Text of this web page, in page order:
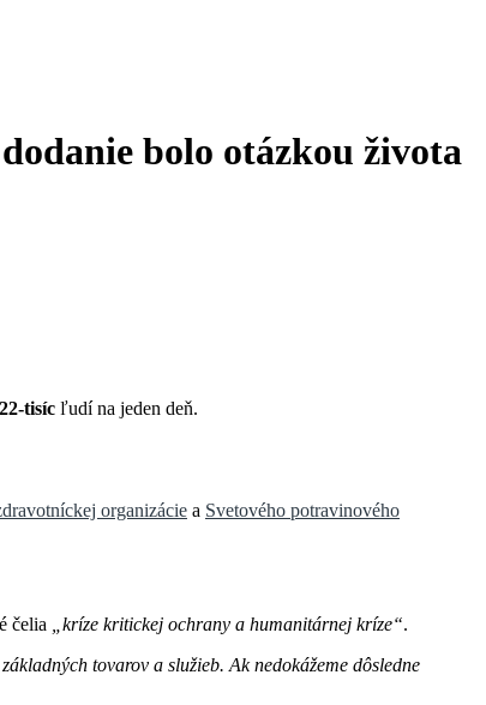
bolo otázkou života
22-tisíc ľudí na jeden deň.
organizácie a Svetového potravinového
čelia „kríze kritickej ochrany a humanitárnej kríze“.
tovarov a služieb. Ak nedokážeme dôsledne